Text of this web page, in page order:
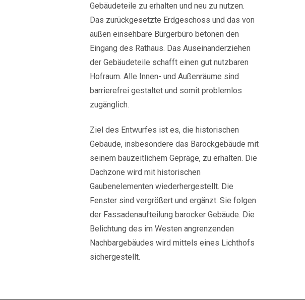
Gebäudeteile zu erhalten und neu zu nutzen.
Das zurückgesetzte Erdgeschoss und das von
außen einsehbare Bürgerbüro betonen den
Eingang des Rathaus. Das Auseinanderziehen
der Gebäudeteile schafft einen gut nutzbaren
Hofraum. Alle Innen- und Außenräume sind
barrierefrei gestaltet und somit problemlos
zugänglich.
Ziel des Entwurfes ist es, die historischen
Gebäude, insbesondere das Barockgebäude mit
seinem bauzeitlichem Gepräge, zu erhalten. Die
Dachzone wird mit historischen
Gaubenelementen wiederhergestellt. Die
Fenster sind vergrößert und ergänzt. Sie folgen
der Fassadenaufteilung barocker Gebäude. Die
Belichtung des im Westen angrenzenden
Nachbargebäudes wird mittels eines Lichthofs
sichergestellt.